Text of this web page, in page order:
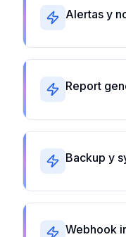
Alertas y
Report
Backup y
Webhook